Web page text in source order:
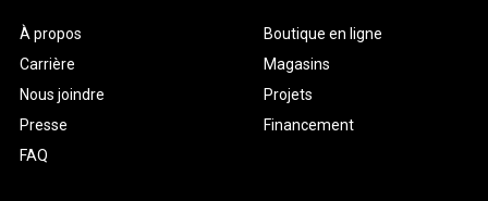
À propos
Carrière
Nous joindre
Presse
FAQ
Boutique en ligne
Magasins
Projets
Financement